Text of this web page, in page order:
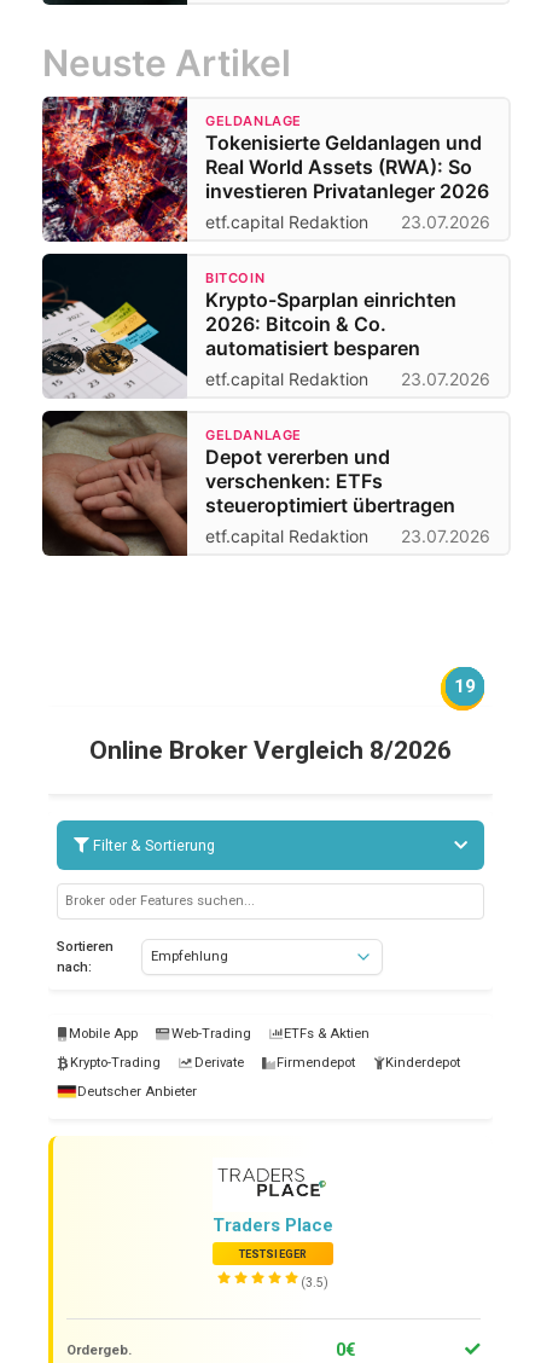
Neuste Artikel
GELDANLAGE
Tokenisierte Geldanlagen und
Real World Assets (RWA): So
investieren Privatanleger 2026
etf.capital Redaktion 23.07.2026
BITCOIN
Krypto-Sparplan einrichten
2026: Bitcoin & Co.
automatisiert besparen
etf.capital Redaktion 23.07.2026
GELDANLAGE
Depot vererben und
verschenken: ETFs
steueroptimiert übertragen
etf.capital Redaktion 23.07.2026